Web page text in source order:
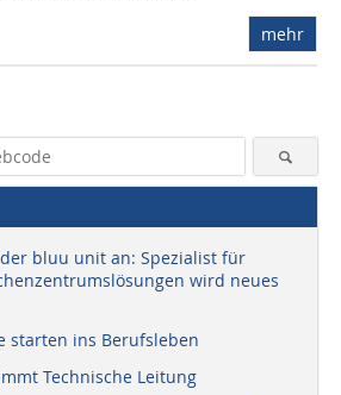
mehr
bluu unit an: Spezialist für
wird neues
starten ins Berufsleben
Technische Leitung